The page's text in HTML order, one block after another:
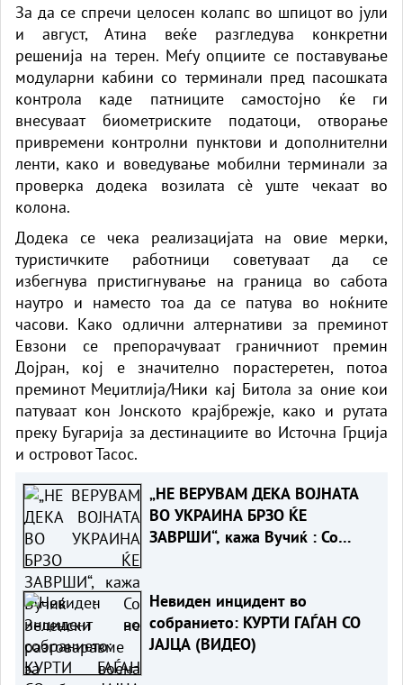
За да се спречи целосен колапс во шпицот во јули
и август, Атина веќе разгледува конкретни
решенија на терен. Меѓу опциите се поставување
модуларни кабини со терминали пред пасошката
контрола каде патниците самостојно ќе ги
внесуваат биометриските податоци, отворање
привремени контролни пунктови и дополнителни
ленти, како и воведување мобилни терминали за
проверка додека возилата сè уште чекаат во
колона.
Додека се чека реализацијата на овие мерки,
туристичките работници советуваат да се
избегнува пристигнување на граница во сабота
наутро и наместо тоа да се патува во ноќните
часови. Како одлични алтернативи за преминот
Евзони се препорачуваат граничниот премин
Дојран, кој е значително порастеретен, потоа
преминот Меџитлија/Ники кај Битола за оние кои
патуваат кон Јонското крајбрежје, како и рутата
преку Бугарија за дестинациите во Источна Грција
и островот Тасос.
„НЕ ВЕРУВАМ ДЕКА ВОЈНАТА
ВО УКРАИНА БРЗО ЌЕ
ЗАВРШИ“, кажа Вучиќ : Со
Невиден инцидент во
собранието: КУРТИ ГАЃАН СО
ЈАЈЦА (ВИДЕО)